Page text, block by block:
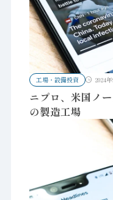
工場・設備投資 2024
ニプロ、米国ノ
の製造工場